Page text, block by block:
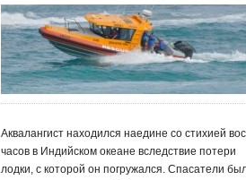
Аквалангист находился наедине со стихией
часов в Индийском океане вследствие потери
лодки, с которой он погружался. Спасатели